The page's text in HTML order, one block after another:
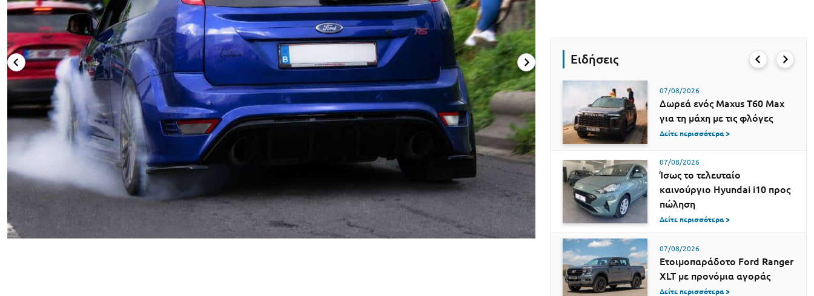
Ειδήσεις
07/08/2026
Δωρεά ενός Maxus T60 Max
για τη μάχη με τις φλόγες
Δείτε περισσότερα >
07/08/2026
Ίσως το τελευταίο
καινούργιο Hyundai i10 προς
πώληση
Δείτε περισσότερα >
07/08/2026
Ετοιμοπαράδοτο Ford Ranger
XLT με προνόμια αγοράς
Δείτε περισσότερα >